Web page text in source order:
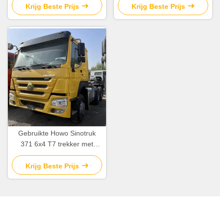
Traktor Truck 375HP sleep
trekker sleep
Krijg Beste Prijs
Krijg Beste Prijs
Gebruikte Howo Sinotruk
371 6x4 T7 trekker met
vooras 7.5T 6 cilinders
Krijg Beste Prijs